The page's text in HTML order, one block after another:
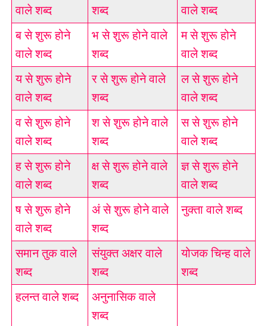
वाले शब्द
शब्द
वाले शब्द
ब से शुरू होने
वाले शब्द
भ से शुरू होने वाले
शब्द
म से शुरू होने
वाले शब्द
य से शुरू होने
वाले शब्द
र से शुरू होने वाले
शब्द
ल से शुरू होने
वाले शब्द
व से शुरू होने
वाले शब्द
श से शुरू होने वाले
शब्द
स से शुरू होने
वाले शब्द
ह से शुरू होने
वाले शब्द
क्ष से शुरू होने वाले
शब्द
ज्ञ से शुरू होने
वाले शब्द
ष से शुरू होने
वाले शब्द
अं से शुरू होने वाले
शब्द
नुक्ता वाले शब्द
समान तुक वाले
शब्द
संयुक्त अक्षर वाले
शब्द
योजक चिन्ह वाले
शब्द
हलन्त वाले शब्द
अनुनासिक वाले
शब्द